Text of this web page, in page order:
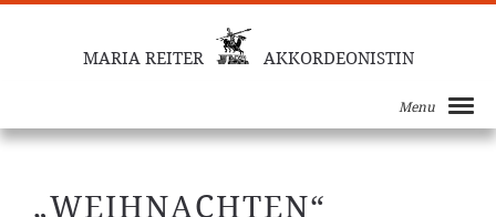
MARIA REITER AKKORDEONISTIN
Menu
„WEIHNACHTEN“